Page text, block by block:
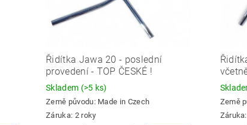
Řidítka Jawa 20 - poslední
provedení - TOP ČESKÉ !
Skladem (>5 ks)
Země původu: Made in Czech
Záruka: 2 roky
Země